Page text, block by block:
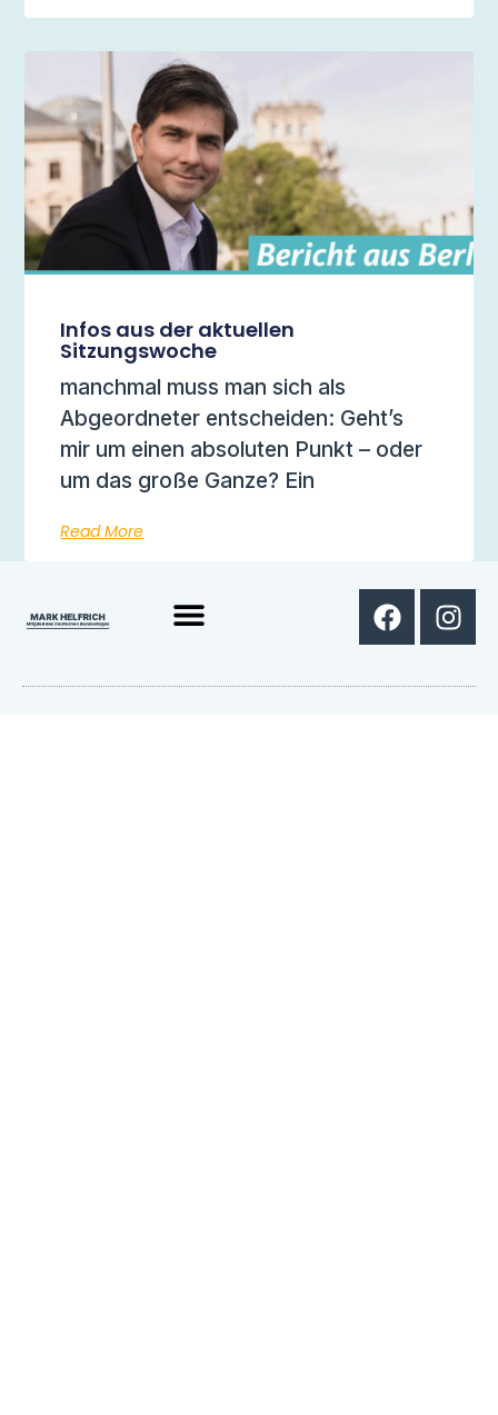
Infos aus der aktuellen
Sitzungswoche
manchmal muss man sich als
Abgeordneter entscheiden: Geht’s
mir um einen absoluten Punkt – oder
um das große Ganze? Ein
Read More